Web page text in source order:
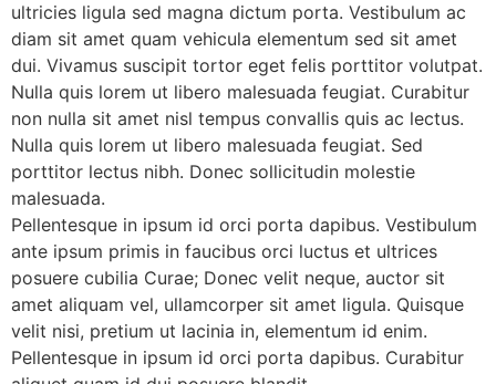
ultricies ligula sed magna dictum porta. Vestibulum ac
diam sit amet quam vehicula elementum sed sit amet
dui. Vivamus suscipit tortor eget felis porttitor volutpat.
Nulla quis lorem ut libero malesuada feugiat. Curabitur
non nulla sit amet nisl tempus convallis quis ac lectus.
Nulla quis lorem ut libero malesuada feugiat. Sed
porttitor lectus nibh. Donec sollicitudin molestie
malesuada.
Pellentesque in ipsum id orci porta dapibus. Vestibulum
ante ipsum primis in faucibus orci luctus et ultrices
posuere cubilia Curae; Donec velit neque, auctor sit
amet aliquam vel, ullamcorper sit amet ligula. Quisque
velit nisi, pretium ut lacinia in, elementum id enim.
Pellentesque in ipsum id orci porta dapibus. Curabitur